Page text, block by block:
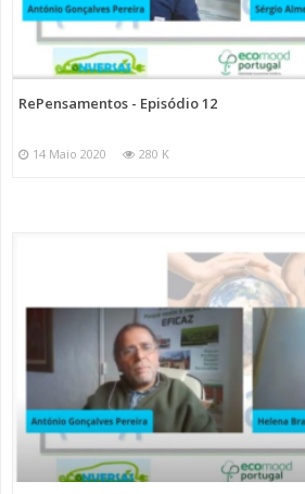
RePensamentos - Episódio 12
14 Maio 2020 280 K